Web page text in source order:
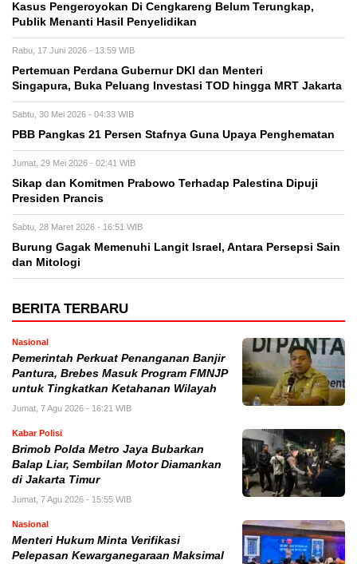
Kasus Pengeroyokan Di Cengkareng Belum Terungkap,
Publik Menanti Hasil Penyelidikan
Rabu, 17 Juni 2026 - 13:59 WIB
Pertemuan Perdana Gubernur DKI dan Menteri
Singapura, Buka Peluang Investasi TOD hingga MRT Jakarta
Sabtu, 30 Mei 2026 - 04:33 WIB
PBB Pangkas 21 Persen Stafnya Guna Upaya Penghematan
Jumat, 29 Mei 2026 - 02:41 WIB
Sikap dan Komitmen Prabowo Terhadap Palestina Dipuji
Presiden Prancis
Sabtu, 28 Maret 2026 - 16:51 WIB
Burung Gagak Memenuhi Langit Israel, Antara Persepsi Sain
dan Mitologi
BERITA TERBARU
Nasional
Pemerintah Perkuat Penanganan Banjir
Pantura, Brebes Masuk Program FMNJP
untuk Tingkatkan Ketahanan Wilayah
Jumat, 7 Agu 2026 - 16:21 WIB
Kabar Polisi
Brimob Polda Metro Jaya Bubarkan
Balap Liar, Sembilan Motor Diamankan
di Jakarta Timur
Jumat, 7 Agu 2026 - 15:55 WIB
Nasional
Menteri Hukum Minta Verifikasi
Pelepasan Kewarganegaraan Maksimal